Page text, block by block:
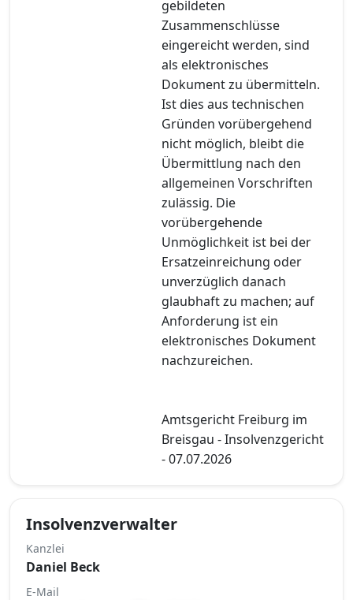
gebildeten
Zusammenschlüsse
eingereicht werden, sind
als elektronisches
Dokument zu übermitteln.
Ist dies aus technischen
Gründen vorübergehend
nicht möglich, bleibt die
Übermittlung nach den
allgemeinen Vorschriften
zulässig. Die
vorübergehende
Unmöglichkeit ist bei der
Ersatzeinreichung oder
unverzüglich danach
glaubhaft zu machen; auf
Anforderung ist ein
elektronisches Dokument
nachzureichen.
Amtsgericht Freiburg im
Breisgau - Insolvenzgericht
- 07.07.2026
Insolvenzverwalter
Kanzlei
Daniel Beck
E-Mail